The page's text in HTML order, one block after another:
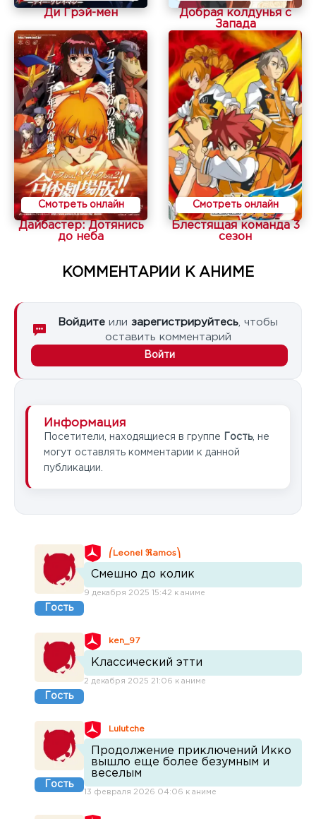
Ди Грэй-мен
Добрая колдунья с
Запада
Смотреть онлайн
Дайбастер: Дотянись
до неба
Смотреть онлайн
Блестящая команда 3
сезон
КОММЕНТАРИИ К АНИМЕ
Войдите или зарегистрируйтесь , чтобы
оставить комментарий
Войти
Информация
Посетители, находящиеся в группе Гость, не
могут оставлять комментарии к данной
публикации.
Гость
⎛Leonel ℜamos⎞
Смешно до колик
9 декабря 2025 15:42 к аниме
Гость
ken_97
Классический этти
2 декабря 2025 21:06 к аниме
Гость
Lulutche
Продолжение приключений Икко
вышло еще более безумным и
веселым
13 февраля 2026 04:06 к аниме